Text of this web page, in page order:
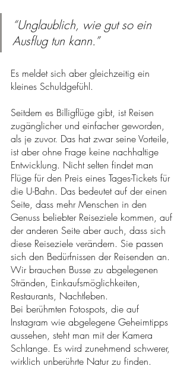
“Unglaublich, wie gut so ein
Ausflug tun kann.”
Es meldet sich aber gleichzeitig ein
kleines Schuldgefühl.
Seitdem es Billigflüge gibt, ist Reisen
zugänglicher und einfacher geworden,
als je zuvor. Das hat zwar seine Vorteile,
ist aber ohne Frage keine nachhaltige
Entwicklung. Nicht selten findet man
Flüge für den Preis eines Tages-Tickets für
die U-Bahn. Das bedeutet auf der einen
Seite, dass mehr Menschen in den
Genuss beliebter Reiseziele kommen, auf
der anderen Seite aber auch, dass sich
diese Reiseziele verändern. Sie passen
sich den Bedürfnissen der Reisenden an.
Wir brauchen Busse zu abgelegenen
Stränden, Einkaufsmöglichkeiten,
Restaurants, Nachtleben.
Bei berühmten Fotospots, die auf
Instagram wie abgelegene Geheimtipps
aussehen, steht man mit der Kamera
Schlange. Es wird zunehmend schwerer,
wirklich unberührte Natur zu finden.